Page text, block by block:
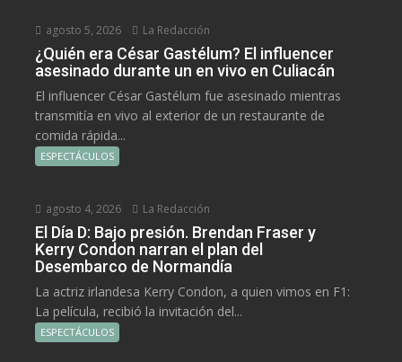
agosto 5, 2026 La Redacción
¿Quién era César Gastélum? El influencer
asesinado durante un en vivo en Culiacán
El influencer César Gastélum fue asesinado mientras
transmitía en vivo al exterior de un restaurante de
comida rápida...
ESPECTÁCULOS
agosto 4, 2026 La Redacción
El Día D: Bajo presión. Brendan Fraser y
Kerry Condon narran el plan del
Desembarco de Normandía
La actriz irlandesa Kerry Condon, a quien vimos en F1:
La película, recibió la invitación del...
ESPECTÁCULOS